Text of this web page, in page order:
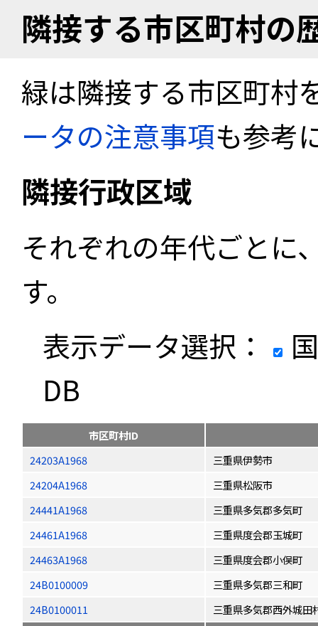
隣接する市区町村の
緑は隣接する市区町村
ータの注意事項も参考
隣接行政区域
それぞれの年代ごとに
す。
表示データ選択：
DB
市区町村ID
24203A1968
三重県伊勢市
24204A1968
三重県松阪市
24441A1968
三重県多気郡多気町
24461A1968
三重県度会郡玉城町
24463A1968
三重県度会郡小俣町
24B0100009
三重県多気郡三和町
24B0100011
三重県多気郡西外城田